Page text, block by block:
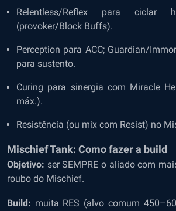
Relentless/Reflex para ciclar
(provoker/Block Buffs).
Perception para ACC; Guardian/
para sustento.
Curing para sinergia com Miracle
máx.).
Resistência (ou mix com Resist) no
Mischief Tank: Como fazer a build
Objetivo: ser SEMPRE o aliado com
roubo do Mischief.
Build: muita RES (alvo comum